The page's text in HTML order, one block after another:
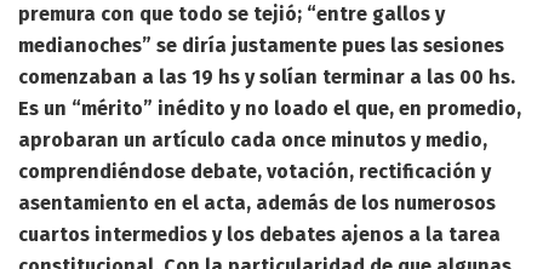
premura con que todo se tejió; “entre gallos y
medianoches” se diría justamente pues las sesiones
comenzaban a las 19 hs y solían terminar a las 00 hs.
Es un “mérito” inédito y no loado el que, en promedio,
aprobaran un artículo cada once minutos y medio,
comprendiéndose debate, votación, rectificación y
asentamiento en el acta, además de los numerosos
cuartos intermedios y los debates ajenos a la tarea